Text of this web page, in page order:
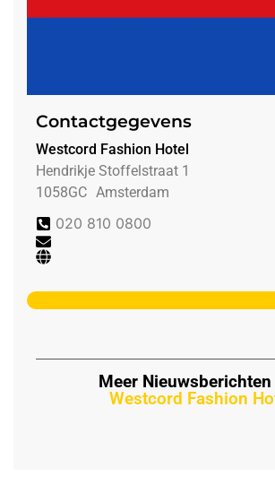
Contactgegevens
Westcord Fashion Hotel
Hendrikje Stoffelstraat 1
1058GC Amsterdam
020 810 0800
Meer Nieuwsberichten
Westcord Fashion